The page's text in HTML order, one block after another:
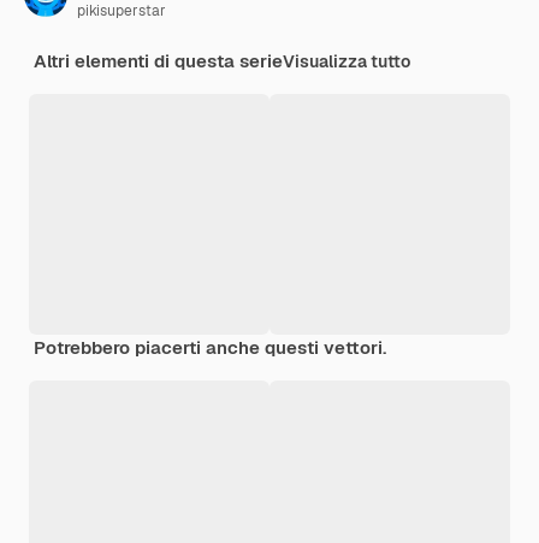
pikisuperstar
Altri elementi di questa serieVisualizza tutto
Potrebbero piacerti anche questi vettori.